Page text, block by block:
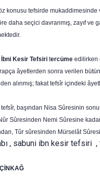
konusu tefsirde mukaddimesinde
daha seçici davranmış, zayıf ve
İbni Kesir Tefsiri tercüme edilirken
âyetlerden sonra verilen
alınmış; fakat tefsîr içindeki
başından Nisa Sûresinin
Sûresinden Nemi Sûresine
Tûr sûresinden Mürselât
, sabuni ibn kesir tefsiri ,